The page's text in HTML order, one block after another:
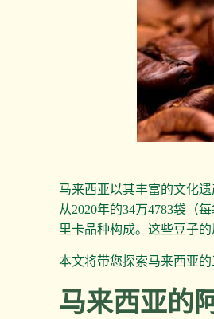
马来西亚以其丰富的文化
从2020年的34万4783袋（
里卡品种构成。这些豆子
本文将带您探索马来西亚
马来西亚的